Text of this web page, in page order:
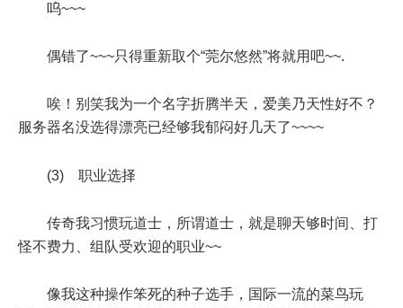
呜~~~
偶错了~~~只得重新取个“莞尔悠然”将就用吧~~.
唉！别笑我为一个名字折腾半天，爱美乃天性好不？
服务器名没选得漂亮已经够我郁闷好几天了~~~~
(3) 职业选择
传奇我习惯玩道士，所谓道士，就是聊天够时间、打
怪不费力、组队受欢迎的职业~~
像我这种操作笨死的种子选手，国际一流的菜鸟玩